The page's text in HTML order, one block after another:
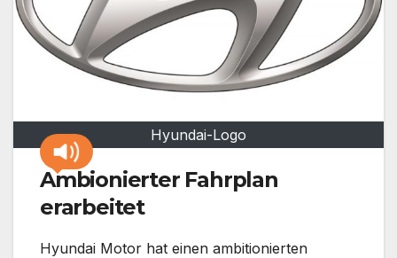
Hyundai-Logo
Ambionierter Fahrplan
erarbeitet
Hyundai Motor hat einen ambitionierten